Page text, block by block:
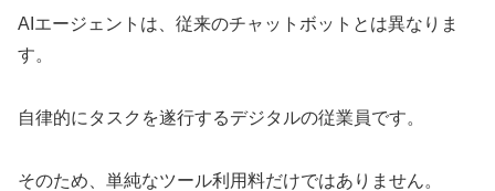
AIエージェントは、従来のチャットボットとは異なりま
す。
自律的にタスクを遂行するデジタルの従業員です。
そのため、単純なツール利用料だけではありません。